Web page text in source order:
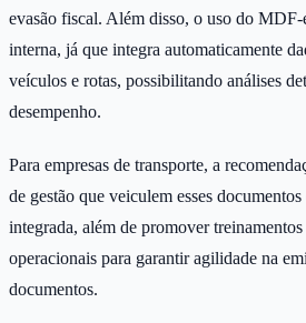
evasão fiscal. Além disso, o uso do
interna, já que integra automaticamente
veículos e rotas, possibilitando análises
desempenho.
Para empresas de transporte, a
de gestão que veiculem esses
integrada, além de promover treinamentos
operacionais para garantir agilidade na
documentos.